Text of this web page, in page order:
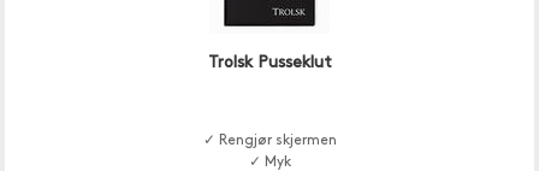
Trolsk Pusseklut
✓ Rengjør skjermen
✓ Myk